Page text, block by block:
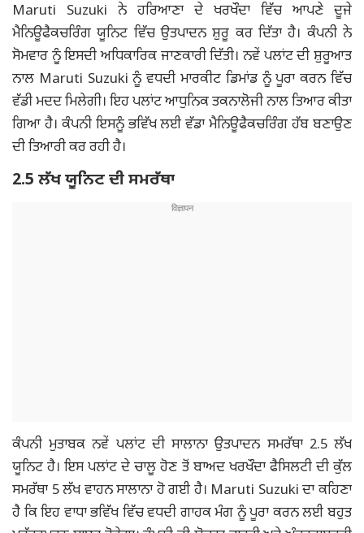
Maruti Suzuki ਨੇ ਹਰਿਆਣਾ ਦੇ ਖਰਖੌਦਾ ਵਿੱਚ ਆਪਣੇ ਦੂਜੇ
ਮੈਨਿਊਫੈਕਚਰਿੰਗ ਯੂਨਿਟ ਵਿੱਚ ਉਤਪਾਦਨ ਸ਼ੁਰੂ ਕਰ ਦਿੱਤਾ ਹੈ। ਕੰਪਨੀ ਨੇ
ਸੋਮਵਾਰ ਨੂੰ ਇਸਦੀ ਅਧਿਕਾਰਿਕ ਜਾਣਕਾਰੀ ਦਿੱਤੀ। ਨਵੇਂ ਪਲਾਂਟ ਦੀ ਸ਼ੁਰੂਆਤ
ਨਾਲ Maruti Suzuki ਨੂੰ ਵਧਦੀ ਮਾਰਕੀਟ ਡਿਮਾਂਡ ਨੂੰ ਪੂਰਾ ਕਰਨ ਵਿੱਚ
ਵੱਡੀ ਮਦਦ ਮਿਲੇਗੀ। ਇਹ ਪਲਾਂਟ ਆਧੁਨਿਕ ਤਕਨਾਲੋਜੀ ਨਾਲ ਤਿਆਰ ਕੀਤਾ
ਗਿਆ ਹੈ। ਕੰਪਨੀ ਇਸਨੂੰ ਭਵਿੱਖ ਲਈ ਵੱਡਾ ਮੈਨਿਊਫੈਕਚਰਿੰਗ ਹੱਬ ਬਣਾਉਣ
ਦੀ ਤਿਆਰੀ ਕਰ ਰਹੀ ਹੈ।
2.5 ਲੱਖ ਯੂਨਿਟ ਦੀ ਸਮਰੱਥਾ
ਕੰਪਨੀ ਮੁਤਾਬਕ ਨਵੇਂ ਪਲਾਂਟ ਦੀ ਸਾਲਾਨਾ ਉਤਪਾਦਨ ਸਮਰੱਥਾ 2.5 ਲੱਖ
ਯੂਨਿਟ ਹੈ। ਇਸ ਪਲਾਂਟ ਦੇ ਚਾਲੂ ਹੋਣ ਤੋਂ ਬਾਅਦ ਖਰਖੌਦਾ ਫੈਸਿਲਟੀ ਦੀ ਕੁੱਲ
ਸਮਰੱਥਾ 5 ਲੱਖ ਵਾਹਨ ਸਾਲਾਨਾ ਹੋ ਗਈ ਹੈ। Maruti Suzuki ਦਾ ਕਹਿਣਾ
ਹੈ ਕਿ ਇਹ ਵਾਧਾ ਭਵਿੱਖ ਵਿੱਚ ਵਧਦੀ ਗਾਹਕ ਮੰਗ ਨੂੰ ਪੂਰਾ ਕਰਨ ਲਈ ਬਹੁਤ